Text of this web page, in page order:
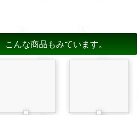
んな商品もみています。